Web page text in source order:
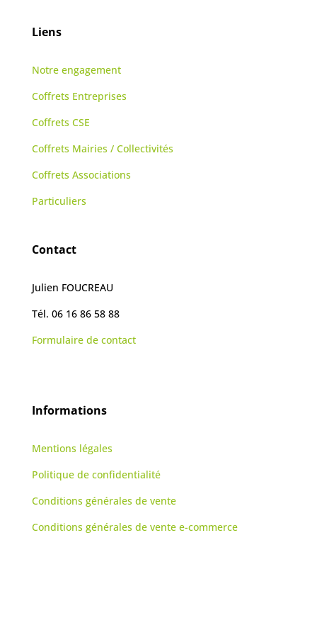
Liens
Notre engagement
Coffrets Entreprises
Coffrets CSE
Coffrets Mairies / Collectivités
Coffrets Associations
Particuliers
Contact
Julien FOUCREAU
Tél. 06 16 86 58 88
Formulaire de contact
Informations
Mentions légales
Politique de confidentialité
Conditions générales de vente
Conditions générales de vente e-commerce